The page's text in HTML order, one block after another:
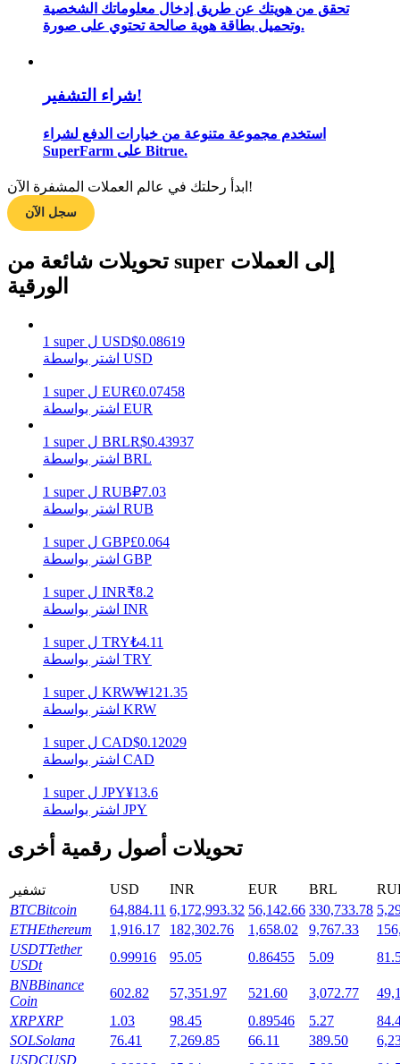
استراتيجيات التداول
تعلم كيفية البقاء مربحة
يكسب
خنزير الطاقة
احصل على مكافآت تنافسية يوميًا
التوقيع المساحي
عوائد عالية والوصول الفوري
Launchpool
الرهان المرن لكسب العملات الرقمية الشهيرة
تحقق من هويتك عن طريق إدخال معلوماتك الشخصية
وتحميل بطاقة هوية صالحة تحتوي على صورة.
شراء التشفير!
استخدم مجموعة متنوعة من خيارات الدفع لشراء
SuperFarm على Bitrue.
ابدأ رحلتك في عالم العملات المشفرة الآن!
سجل الآن
تحويلات شائعة من super إلى العملات
الورقية
1 super ل USD$0.08619
اشتر بواسطة USD
1 super ل EUR€0.07458
اشتر بواسطة EUR
1 super ل BRLR$0.43937
اشتر بواسطة BRL
1 super ل RUB₽7.03
اشتر بواسطة RUB
1 super ل GBP£0.064
اشتر بواسطة GBP
1 super ل INR₹8.2
اشتر بواسطة INR
1 super ل TRY₺4.11
اشتر بواسطة TRY
1 super ل KRW₩121.35
اشتر بواسطة KRW
1 super ل CAD$0.12029
اشتر بواسطة CAD
1 super ل JPY¥13.6
اشتر بواسطة JPY
تحويلات أصول رقمية أخرى
تشفير USD INR EUR BRL
BTCBitcoin 64,884.11 6,172,993.32 56,142.66 330,733.78
ETHEthereum 1,916.17 182,302.76 1,658.02 9,767.33
USDTTether
USDt
0.99916 95.05 0.86455 5.09
BNBBinance
Coin
602.82 57,351.97 521.60 3,072.77
XRPXRP 1.03 98.45 0.89546 5.27
SOLSolana 76.41 7,269.85 66.11 389.50
USDCUSD